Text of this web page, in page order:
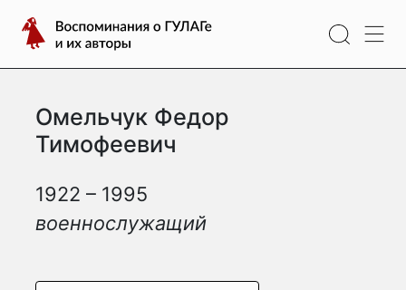
содержимому
Воспоминания
о
ГУЛАГе
их
авторы
Омельчук Федор
Тимофеевич
1922 – 1995
военнослужащий